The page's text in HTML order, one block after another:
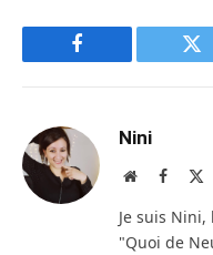
Facebook
Nini
Site
Je suis
"Quoi de